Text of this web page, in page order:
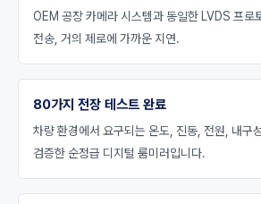
OEM 공장 카메라 시스템과 동일한 LVDS 프
전송, 거의 제로에 가까운 지연.
80가지 전장 테스트 완료
차량 환경에서 요구되는 온도, 진동, 전원, 내구
검증한 순정급 디지털 룸미러입니다.